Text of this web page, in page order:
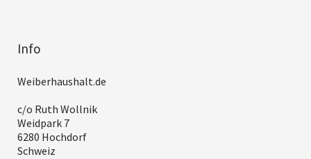
Info
Weiberhaushalt.de
c/o Ruth Wollnik
Weidpark 7
6280 Hochdorf
Schweiz